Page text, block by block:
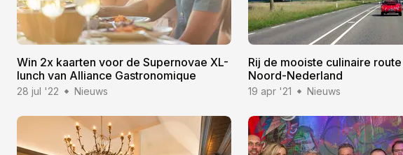
Win 2x kaarten voor de Supernovae XL-
lunch van Alliance Gastronomique
28 jul '22 Nieuws
Rij de mooiste culinaire
Noord-Nederland
19 apr '21 Nieuws